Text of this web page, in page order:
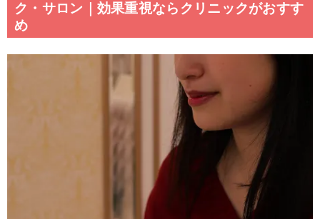
ク・サロン｜効果重視ならクリニックがおすす
め